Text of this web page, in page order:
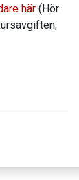
här (Hör